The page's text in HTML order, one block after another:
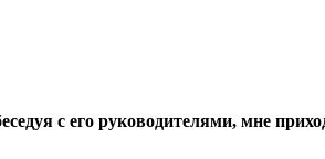
с его руководителями, мне